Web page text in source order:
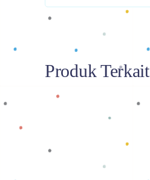
Produk Terkait